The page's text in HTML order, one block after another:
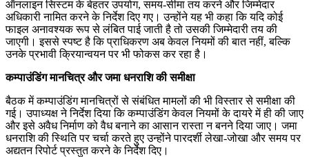
ऑनलाइन सिस्टम के बेहतर उपयोग, समय-सीमा तय करने और जिम्मेदार
अधिकारी नामित करने के निर्देश दिए गए। उन्होंने यह भी कहा कि यदि कोई
फाइल अनावश्यक रूप से लंबित पाई जाती है तो उसकी जिम्मेदारी तय की
जाएगी। इससे स्पष्ट है कि प्राधिकरण अब केवल नियमों की बात नहीं, बल्कि
उनके प्रभावी क्रियान्वयन पर भी फोकस कर रहा है।
कम्पाउंडिंग मानचित्र और जमा धनराशि की समीक्षा
बैठक में कम्पाउंडिंग मानचित्रों से संबंधित मामलों की भी विस्तार से समीक्षा की
गई। उपाध्यक्ष ने निर्देश दिया कि कम्पाउंडिंग केवल नियमों के दायरे में ही की जाए
और इसे अवैध निर्माण को वैध बनाने का आसान रास्ता न बनने दिया जाए। जमा
धनराशि की स्थिति पर चर्चा करते हुए उन्होंने पारदर्शी लेखा-जोखा और समय पर
अद्यतन रिपोर्ट प्रस्तुत करने के निर्देश दिए।